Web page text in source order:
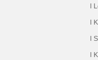
l
l
l
l